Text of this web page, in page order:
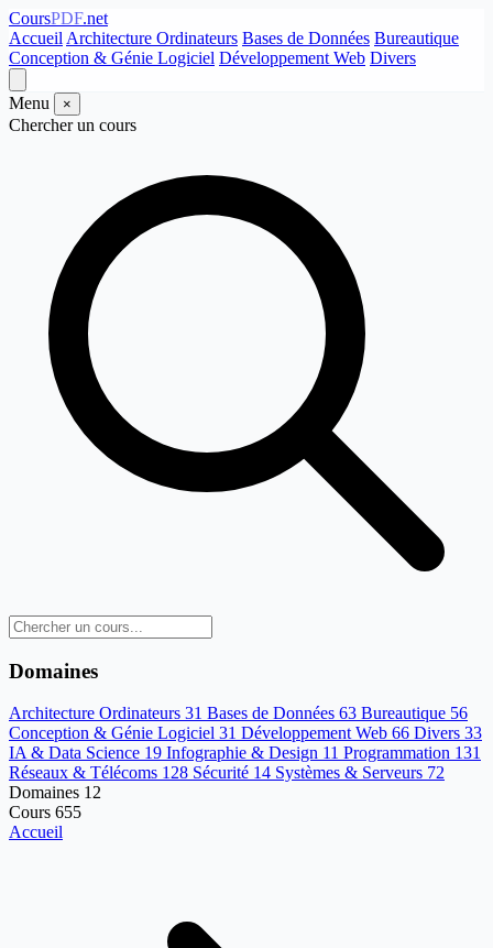
CoursPDF.net
Accueil Architecture Ordinateurs Bases de Données Bureautique
Conception & Génie Logiciel Développement Web Divers
Menu ×
Chercher un cours
Domaines
Architecture Ordinateurs 31 Bases de Données 63 Bureautique 56
Conception & Génie Logiciel 31 Développement Web 66 Divers 33
IA & Data Science 19 Infographie & Design 11 Programmation 131
Réseaux & Télécoms 128 Sécurité 14 Systèmes & Serveurs 72
Domaines 12
Cours 655
Accueil